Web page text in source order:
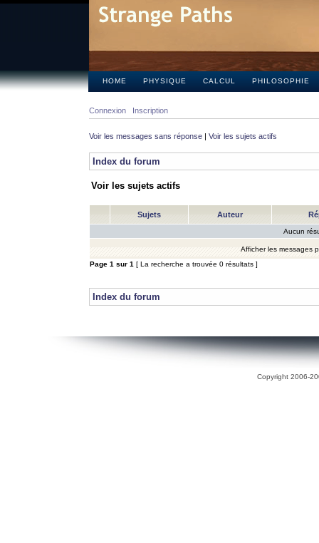
HOME PHYSIQUE CALCUL PHILOSOPHIE
Connexion Inscription
Voir les messages sans réponse | Voir les sujets actifs
Index du forum
Voir les sujets actifs
Sujets Auteur
Aucun
Afficher les messages
Page 1 sur 1 [ La recherche a trouvée 0 résultats ]
Index du forum
Copyright 2006-